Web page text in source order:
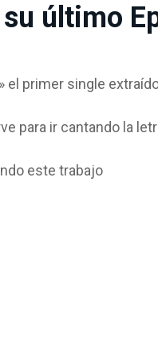
último
» el primer single
para ir cantando la
este trabajo